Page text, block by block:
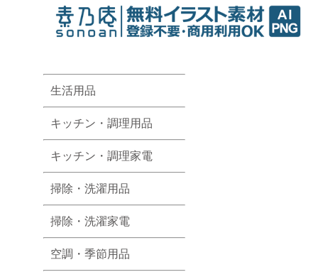
生活用品
キッチン・調理用品
キッチン・調理家電
掃除・洗濯用品
掃除・洗濯家電
空調・季節用品